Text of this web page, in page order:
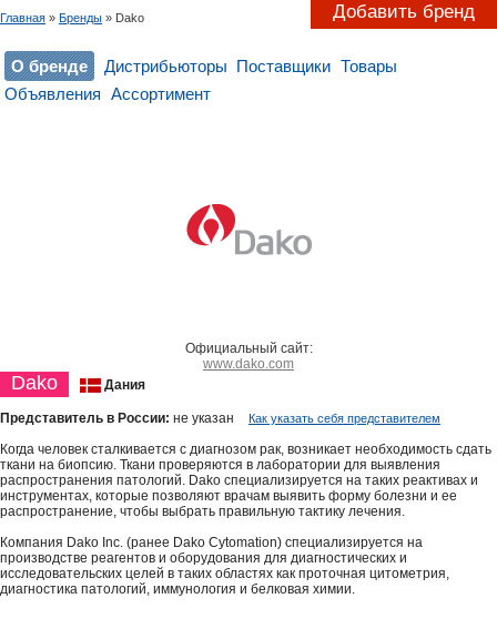
Главная » Бренды » Dako Добавить бренд
О бренде Дистрибьюторы Поставщики Товары
Объявления Ассортимент
Официальный сайт:
www.dako.com
Dako Дания
Представитель в России: не указан Как указать себя представителем
Когда человек сталкивается с диагнозом рак, возникает необходимость сдать
ткани на биопсию. Ткани проверяются в лаборатории для выявления
распространения патологий. Dako специализируется на таких реактивах и
инструментах, которые позволяют врачам выявить форму болезни и ее
распространение, чтобы выбрать правильную тактику лечения.
Компания Dako Inc. (ранее Dako Cytomation) специализируется на
производстве реагентов и оборудования для диагностических и
исследовательских целей в таких областях как проточная цитометрия,
диагностика патологий, иммунология и белковая химии.